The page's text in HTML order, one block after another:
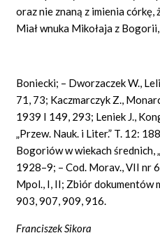
oraz nie znaną z imienia
Miał wnuka Mikołaja z
Boniecki; – Dworzaczek W.,
71, 73; Kaczmarczyk Z.,
1939 I 149, 293; Leniek J.,
„Przew. Nauk. i Liter.” T. 12:
Bogoriów w wiekach średnich,
1928–9; – Cod. Morav., VIInr
Mpol., I, II; Zbiór dokumentów
903, 907, 909, 916.
Franciszek Sikora